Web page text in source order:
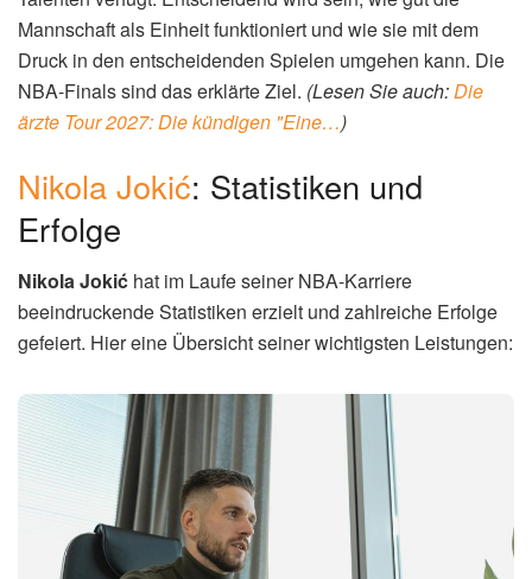
Mannschaft als Einheit funktioniert und wie sie mit dem
Druck in den entscheidenden Spielen umgehen kann. Die
NBA-Finals sind das erklärte Ziel. (Lesen Sie auch:Die
ärzte Tour 2027: Die kündigen "Eine…)
Nikola Jokić: Statistiken und
Erfolge
Nikola Jokić hat im Laufe seiner NBA-Karriere
beeindruckende Statistiken erzielt und zahlreiche Erfolge
gefeiert. Hier eine Übersicht seiner wichtigsten Leistungen: